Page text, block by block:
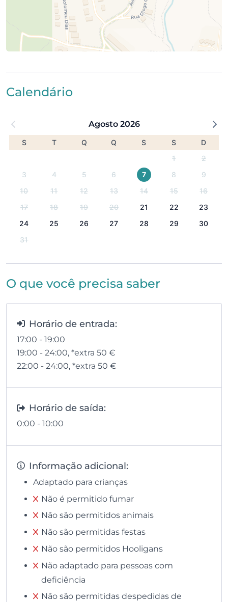
Calendário
Agosto 2026
S T Q Q S S
D
1
2
3
4 5 6 7 8
9
10
11 12 13 14 15
16
17
18 19 20 21 22
23
24
25 26 27 28 29
30
31
O que você precisa saber
Horário de entrada:
17:00 - 19:00
19:00 - 24:00, *extra 50 €
22:00 - 24:00, *extra 50 €
Horário de saída:
0:00 - 10:00
Informação adicional:
Adaptado para crianças
Não é permitido fumar
Não são permitidos animais
Não são permitidas festas
Não são permitidos Hooligans
Não adaptado para pessoas com
deficiência
Não são permitidas despedidas de